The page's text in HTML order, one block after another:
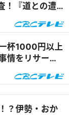
！『道との遭
杯1000円以上
情をリサーチ
？伊勢・おか